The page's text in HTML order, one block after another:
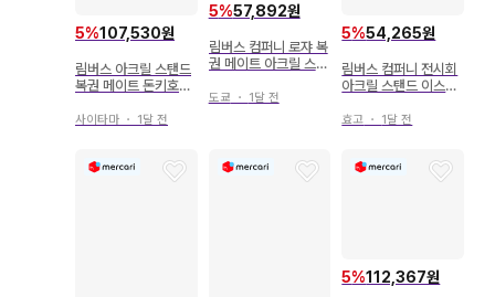
5%107,530원
림버스 아크릴 스탠드
복권 메이트 돈키호테
사이타마 ・ 1달 전
5%57,892원
림버스 컴퍼니 로쟈 복
권 메이트 아크릴 스탠
도쿄 ・ 1달 전
5%54,265원
림버스 컴퍼니 전시회
아크릴 스탠드 이스마
효고 ・ 1달 전
5%112,367원